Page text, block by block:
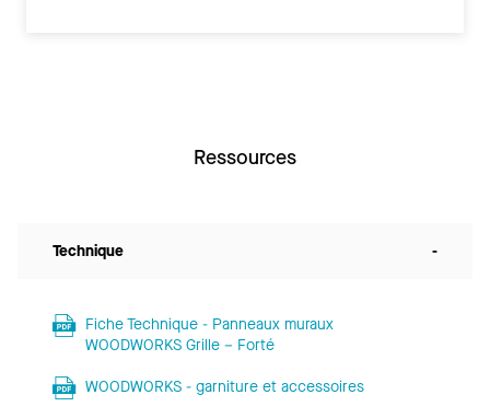
Ressources
Technique -
Fiche Technique - Panneaux muraux
WOODWORKS Grille – Forté
WOODWORKS - garniture et accessoires